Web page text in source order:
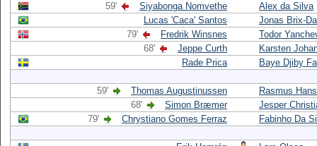
59'
Siyabonga Nomvethe
Alex da Silva
Lucas 'Caca' Santos
Jonas Brix-
79'
Fredrik Winsnes
Todor
68'
Jeppe Curth
Karsten
Rade Prica
Baye Djiby
59' Thomas Augustinussen
Rasmus
68'
Simon Bræmer
Jesper
79'
Chrystiano Gomes Ferraz Fabinho Da